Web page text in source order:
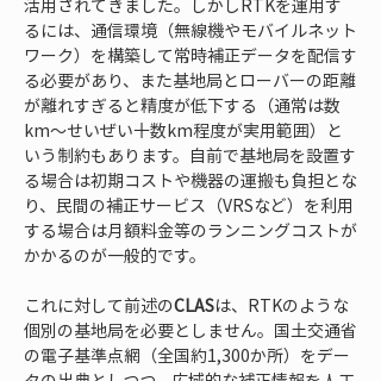
活用されてきました。しかしRTKを運用す
るには、通信環境（無線機やモバイルネット
ワーク）を構築して常時補正データを配信す
る必要があり、また基地局とローバーの距離
が離れすぎると精度が低下する（通常は数
km～せいぜい十数km程度が実用範囲）と
いう制約もあります。自前で基地局を設置す
る場合は初期コストや機器の運搬も負担とな
り、民間の補正サービス（VRSなど）を利用
する場合は月額料金等のランニングコストが
かかるのが一般的です。
これに対して前述のCLASは、RTKのような
個別の基地局を必要としません。国土交通省
の電子基準点網（全国約1,300か所）をデー